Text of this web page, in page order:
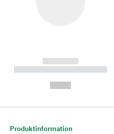
------------
----------- ----------- --------
Produktinformation